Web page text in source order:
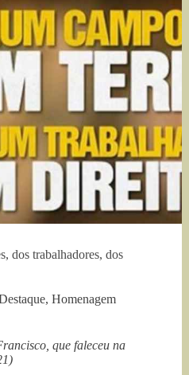
dos trabalhadores, dos
, Homenagem
que faleceu na